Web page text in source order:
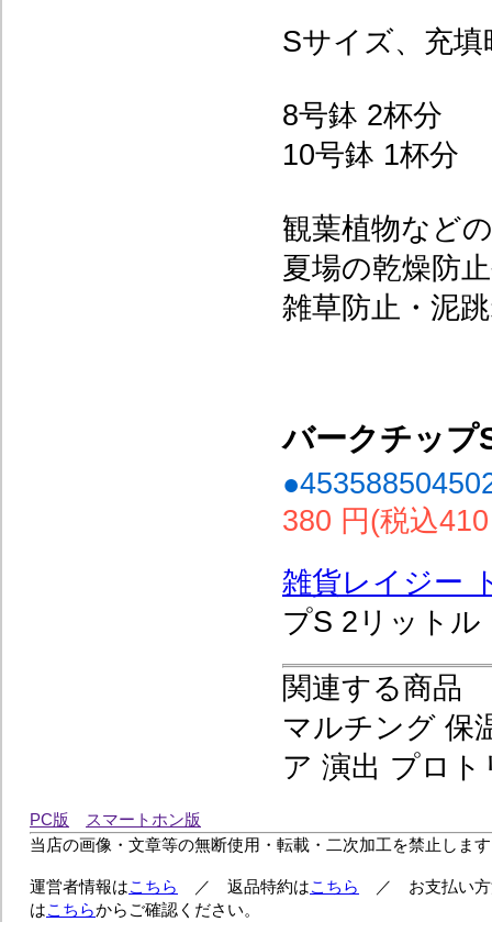
Sサイズ、充
8号鉢 2杯分
10号鉢 1杯分
観葉植物など
夏場の乾燥防
雑草防止・泥
バークチップ
380 円(税込
雑貨レイジー
プS 2リットル
関連する商品
マルチング 保
ア 演出 プロト
PC版
スマートホン版
当店の画像・文章等の無断使用・転載・二次加工を禁止しま
運営者情報はこちら ／ 返品特約はこちら
／ お支払い方
はこちらからご確認ください。